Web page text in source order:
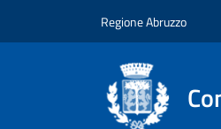
Regione Abruzzo